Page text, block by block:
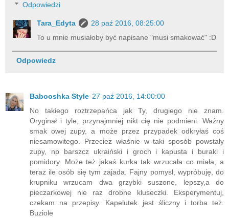
Odpowiedzi
Tara_Edyta
28 paź 2016, 08:25:00
To u mnie musiałoby być napisane "musi smakować" :D
Odpowiedz
Babooshka Style 27 paź 2016, 14:00:00
No takiego roztrzepańca jak Ty, drugiego nie znam.
Oryginał i tyle, przynajmniej nikt cię nie podmieni. Ważny
smak owej zupy, a może przez przypadek odkryłaś coś
niesamowitego. Przecież właśnie w taki sposób powstały
zupy, np barszcz ukraiński i groch i kapusta i buraki i
pomidory. Może też jakaś kurka tak wrzucała co miała, a
teraz ile osób się tym zajada. Fajny pomysł, wypróbuję, do
krupniku wrzucam dwa grzybki suszone, lepszy,a do
pieczarkowej nie raz drobne kluseczki. Eksperymentuj,
czekam na przepisy. Kapelutek jest śliczny i torba też.
Buziole